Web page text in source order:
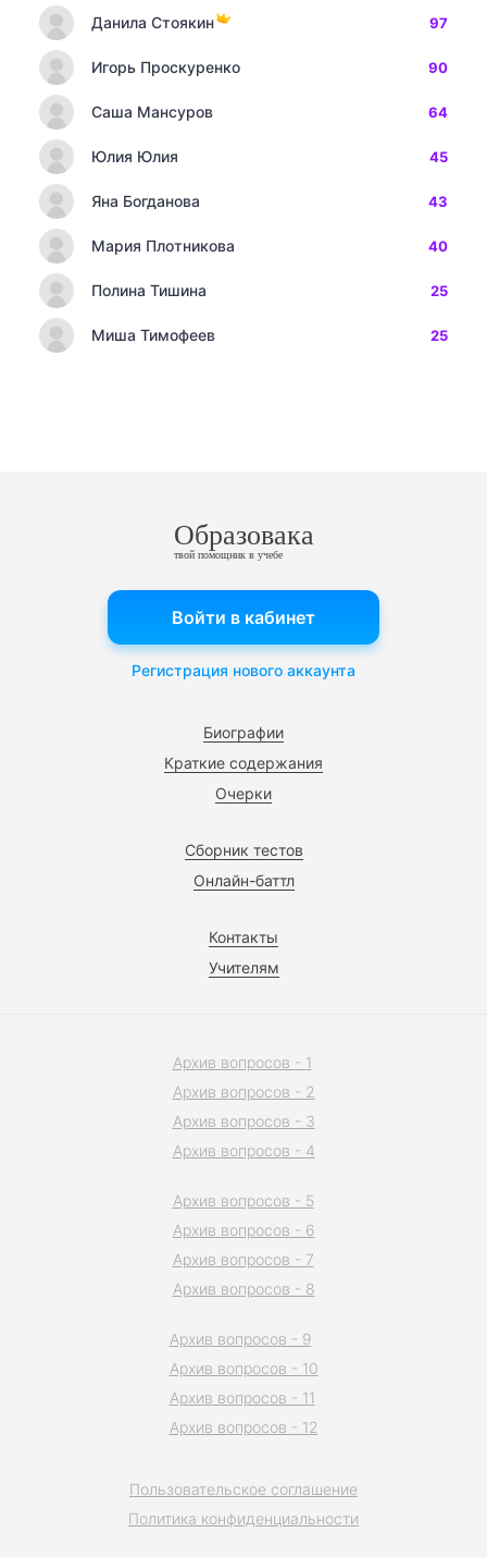
Данила Стоякин 97
Игорь Проскуренко 90
Саша Мансуров 64
Юлия Юлия 45
Яна Богданова 43
Мария Плотникова 40
Полина Тишина 25
Миша Тимофеев 25
Образовака
твой помощник в учебе
Биографии
Краткие содержания
Очерки
Сборник тестов
Онлайн-баттл
Контакты
Учителям
Войти в кабинет
Регистрация нового аккаунта
Пользовательское соглашение
Политика конфиденциальности
Архив вопросов - 1
Архив вопросов - 2
Архив вопросов - 3
Архив вопросов - 4
Архив вопросов - 5
Архив вопросов - 6
Архив вопросов - 7
Архив вопросов - 8
Архив вопросов - 9
Архив вопросов - 10
Архив вопросов - 11
Архив вопросов - 12